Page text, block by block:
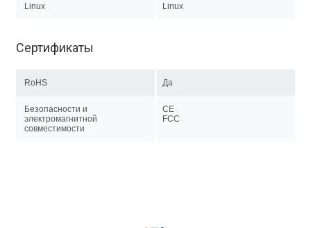
Linux Linux
Сертификаты
RoHS Да
Безопасности и
электромагнитной
совместимости
CE
FCC